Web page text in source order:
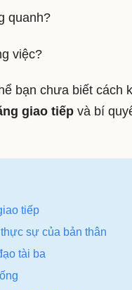
quanh?
việc?
bạn chưa biết cách
giao tiếp và bí
tiếp
sự của bản thân
tài ba